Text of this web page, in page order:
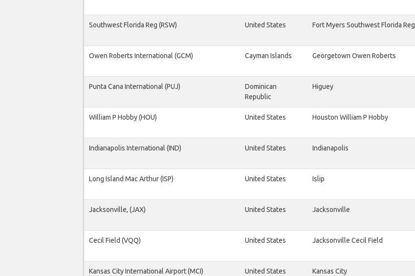
Southwest Florida Reg (RSW) United States Fort Myers Southwest Florida Reg
Owen Roberts International (GCM) Cayman Islands Georgetown Owen Roberts
Punta Cana International (PUJ)
Dominican
Republic
Higuey
William P Hobby (HOU) United States Houston William P Hobby
Indianapolis International (IND) United States Indianapolis
Long Island Mac Arthur (ISP) United States Islip
Jacksonville, (JAX) United States Jacksonville
Cecil Field (VQQ) United States Jacksonville Cecil Field
Kansas City International Airport (MCI) United States Kansas City